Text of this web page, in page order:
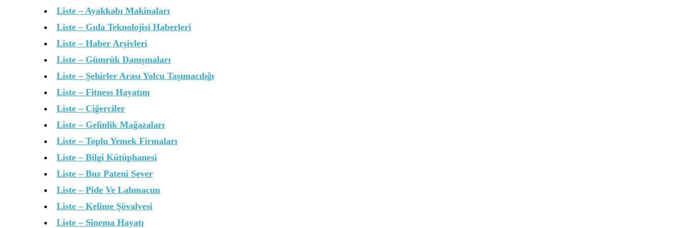
Liste – Ayakkabı Makinaları
Liste – Gıda Teknolojisi Haberleri
Liste – Haber Arşivleri
Liste – Gümrük Danışmaları
Liste – Şehirler Arası Yolcu Taşımacılığı
Liste – Fitness Hayatım
Liste – Ciğerciler
Liste – Gelinlik Mağazaları
Liste – Toplu Yemek Firmaları
Liste – Bilgi Kütüphanesi
Liste – Buz Pateni Sever
Liste – Pide Ve Lahmacun
Liste – Kelime Şövalyesi
Liste – Sinema Hayatı